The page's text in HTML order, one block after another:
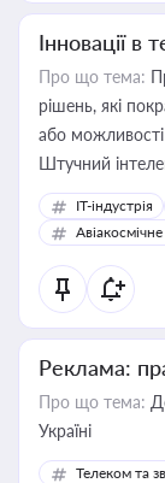
Інновації в
Про що тема:
рішень, які
або можливості
Штучний
IT-індустрія
Реклама:
Про що тема:
Україні
Телеком та